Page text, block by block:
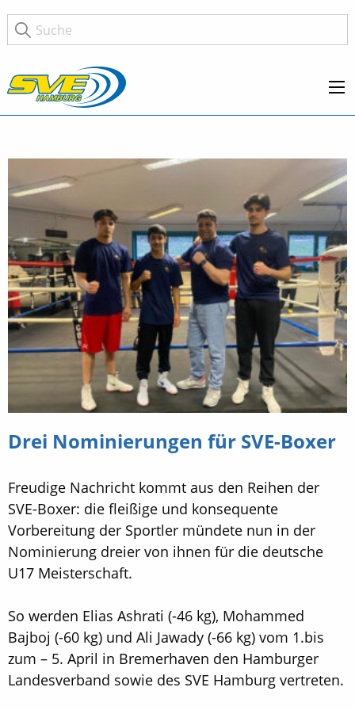
Drei Nominierungen für SVE-Boxer
Freudige Nachricht kommt aus den Reihen der
SVE-Boxer: die fleißige und konsequente
Vorbereitung der Sportler mündete nun in der
Nominierung dreier von ihnen für die deutsche
U17 Meisterschaft.
So werden Elias Ashrati (-46 kg), Mohammed
Bajboj (-60 kg) und Ali Jawady (-66 kg) vom 1.bis
zum – 5. April in Bremerhaven den Hamburger
Landesverband sowie des SVE Hamburg vertreten.